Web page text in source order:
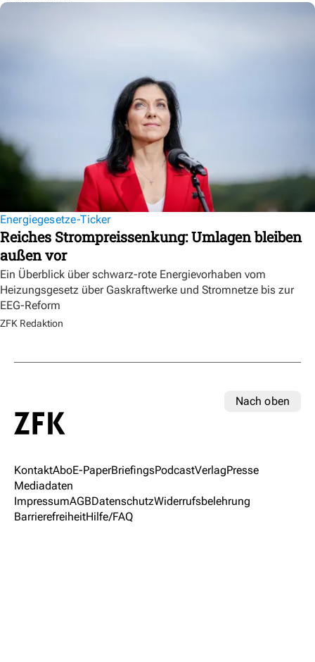
Energiegesetze-Ticker
Reiches Strompreissenkung: Umlagen bleiben
außen vor
Ein Überblick über schwarz-rote Energievorhaben vom
Heizungsgesetz über Gaskraftwerke und Stromnetze bis zur
EEG-Reform
ZFK Redaktion
Nach oben
KontaktAboE-PaperBriefingsPodcastVerlagPresse
Mediadaten
ImpressumAGBDatenschutzWiderrufsbelehrung
BarrierefreiheitHilfe/FAQ